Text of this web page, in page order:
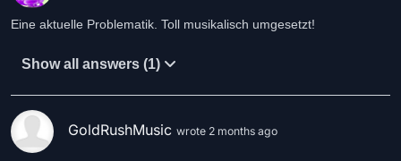
Eine aktuelle Problematik. Toll musikalisch umgesetzt!
Show all answers (1)
GoldRushMusic wrote 2 months ago